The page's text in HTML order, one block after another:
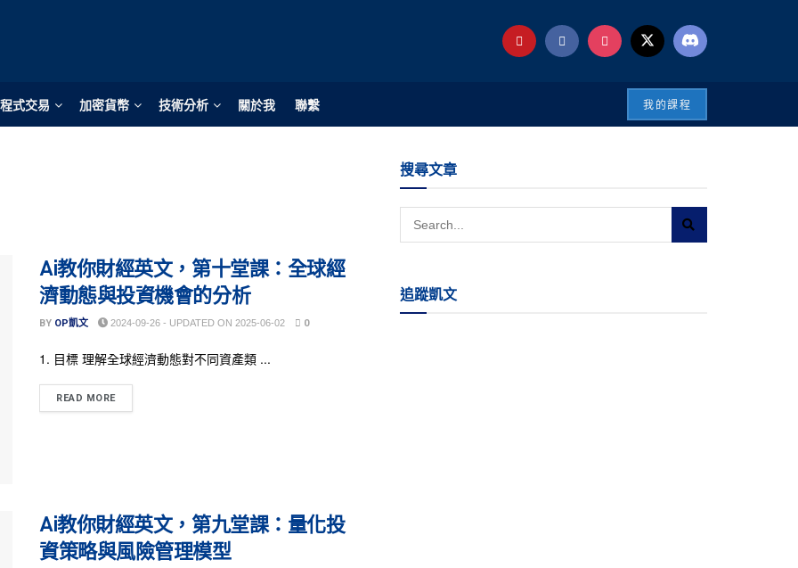
程式交易 加密貨幣 技術分析 關於我 聯繫 我的課程
Ai教你財經英文，第十堂課：全球經
濟動態與投資機會的分析
BY OP凱文 2024-09-26 - UPDATED ON 2025-06-02 0
1. 目標 理解全球經濟動態對不同資產類 ...
READ MORE
Ai教你財經英文，第九堂課：量化投
資策略與風險管理模型
搜尋文章
追蹤凱文